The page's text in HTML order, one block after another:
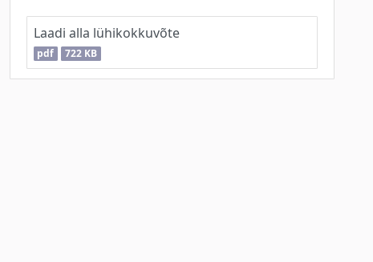
Laadi alla lühikokkuvõte
pdf 722 KB